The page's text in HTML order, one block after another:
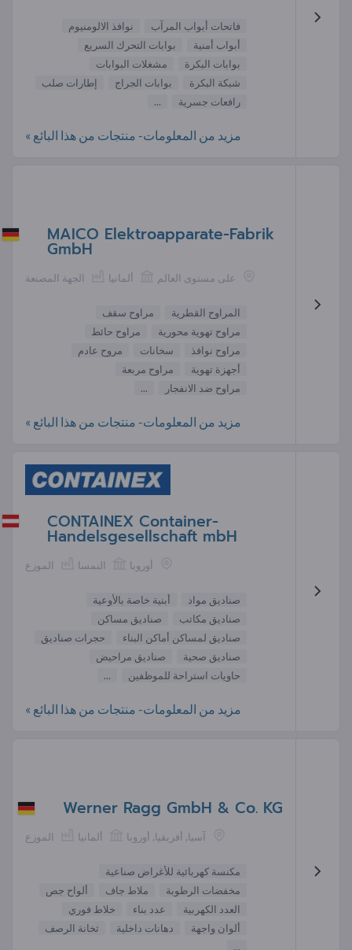
فاتحات أبواب المرآب
نوافذ الالومنيوم
أبواب أمنية
بوابات التحرك السريع
بوابات البكرة
مشغلات البوابات
شبكة البكرة
بوابات الجراج
إطارات صلب
رافعات جسرية
...
مزيد من المعلومات- منتجات من هذا البائع »
MAICO Elektroapparate-Fabrik
GmbH
الجهة المصنعة ألمانيا على مستوى العالم
المراوح القطرية
مراوح سقف
مراوح تهوية محورية
مراوح حائط
مراوح نوافذ
سخانات
مروح عادم
أجهزة تهوية
مراوح مربعة
مراوح ضد الانفجار
...
مزيد من المعلومات- منتجات من هذا البائع »
CONTAINEX Container-
Handelsgesellschaft mbH
الموزع النمسا أوروبا
صناديق مواد
أبنية خاصة بالأوعية
صناديق مكاتب
صناديق مساكن
صناديق لمساكن أماكن البناء
حجرات صناديق
صناديق صحية
صناديق مراحيض
حاويات استراحة للموظفين
...
مزيد من المعلومات- منتجات من هذا البائع »
Werner Ragg GmbH & Co. KG
الموزع ألمانيا آسيا, أفريقيا, أوروبا
مكنسة كهربائية للأغراض صناعية
مخفضات الرطوبة
ملاط جاف
ألواح جص
العدد الكهربية
عدد بناء
خلاط فوري
ألوان واجهة
دهانات داخلية
ثخانة الرصف
...